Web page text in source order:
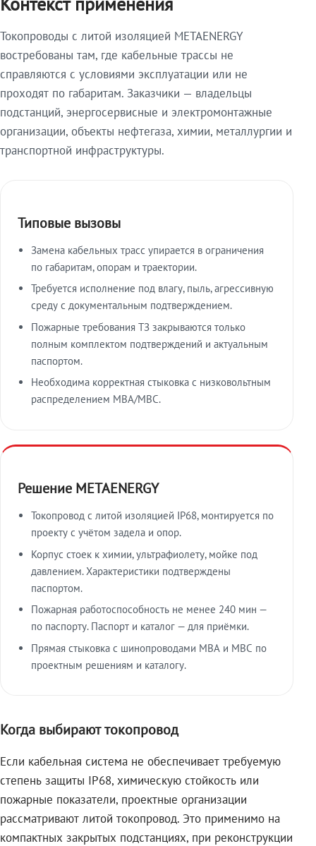
Токопроводы с литой изоляцией METAENERGY
востребованы там, где кабельные трассы не
справляются с условиями эксплуатации или не
проходят по габаритам. Заказчики — владельцы
подстанций, энергосервисные и электромонтажные
организации, объекты нефтегаза, химии, металлургии и
транспортной инфраструктуры.
Типовые вызовы
Замена кабельных трасс упирается в ограничения
по габаритам, опорам и траектории.
Требуется исполнение под влагу, пыль, агрессивную
среду с документальным подтверждением.
Пожарные требования ТЗ закрываются только
полным комплектом подтверждений и актуальным
паспортом.
Необходима корректная стыковка с низковольтным
распределением МВА/МВС.
Решение METAENERGY
Токопровод с литой изоляцией IP68, монтируется по
проекту с учётом задела и опор.
Корпус стоек к химии, ультрафиолету, мойке под
давлением. Характеристики подтверждены
паспортом.
Пожарная работоспособность не менее 240 мин —
по паспорту. Паспорт и каталог — для приёмки.
Прямая стыковка с шинопроводами МВА и МВС по
проектным решениям и каталогу.
Когда выбирают токопровод
Если кабельная система не обеспечивает требуемую
степень защиты IP68, химическую стойкость или
пожарные показатели, проектные организации
рассматривают литой токопровод. Это применимо на
компактных закрытых подстанциях, при реконструкции